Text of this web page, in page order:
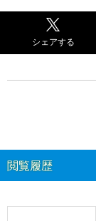
シェアする
閲覧履歴